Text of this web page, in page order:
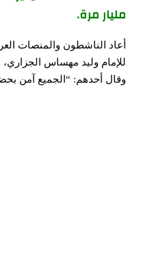
مليار مرة.
أعاد الناشطون والمنصات
للإمام وليد مهساس الجزاري،
وقال أحدهم: “الجميع آمن